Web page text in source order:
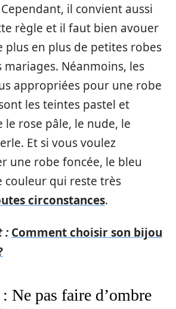
il convient aussi
règle et il faut bien avouer
plus en plus de petites robes
mariages. Néanmoins, les
appropriées pour une robe
les teintes pastel et
le rose pâle, le nude, le
Et si vous voulez
une robe foncée, le bleu
couleur qui reste très
circonstances.
: Comment choisir son bijou
Ne pas faire d’ombre